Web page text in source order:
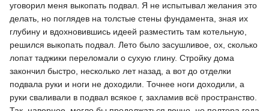
уговорил меня выкопать подвал. Я не испытывал желания это
делать, но поглядев на толстые стены фундамента, зная их
глубину и вдохновившись идеей разместить там котельную,
решился выкопать подвал. Лето было засушливое, ох, сколько
лопат таджики переломали о сухую глину. Стройку дома
закончил быстро, несколько лет назад, а вот до отделки
подвала руки и ноги не доходили. Точнее ноги доходили, а
руки сваливали в подвал всякое г, захламив всё пространство.